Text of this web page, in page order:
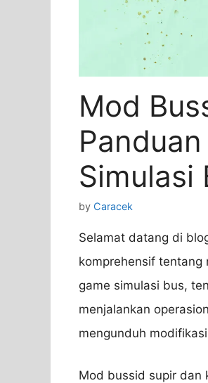
Mod
Simulasi
by Caracek
Selamat datang di
komprehensif tentang
game simulasi bus,
menjalankan
mengunduh
Mod bussid supir dan